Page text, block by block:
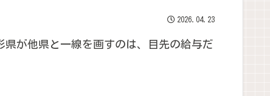
2026.04.23
が他県と一線を画すのは、目先の給与だ